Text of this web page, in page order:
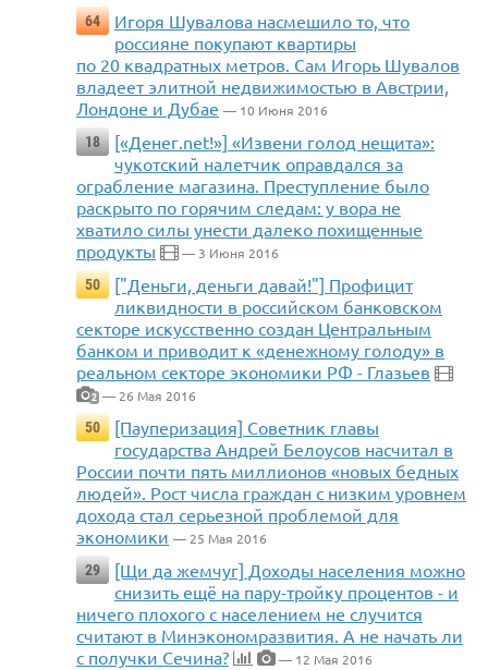
64
Игоря Шувалова насмешило то, что
россияне покупают квартиры
по 20 квадратных метров. Сам Игорь Шувалов
владеет элитной недвижимостью в Австрии,
Лондоне и Дубае — 10 Июня 2016
18
[«Денег.net!»] «Извени голод нещита»:
чукотский налетчик оправдался за
ограбление магазина. Преступление было
раскрыто по горячим следам: у вора не
хватило силы унести далеко похищенные
продукты
— 3 Июня 2016
50
["Деньги, деньги давай!"] Профицит
ликвидности в российском банковском
секторе искусственно создан Центральным
банком и приводит к «денежному голоду» в
реальном секторе экономики РФ - Глазьев
2 — 26 Мая 2016
50
[Пауперизация] Советник главы
государства Андрей Белоусов насчитал в
России почти пять миллионов «новых бедных
людей». Рост числа граждан с низким уровнем
дохода стал серьезной проблемой для
экономики — 25 Мая 2016
29
[Щи да жемчуг] Доходы населения можно
снизить ещё на пару-тройку процентов - и
ничего плохого с населением не случится
считают в Минэкономразвития. А не начать ли
с получки Сечина?
— 12 Мая 2016